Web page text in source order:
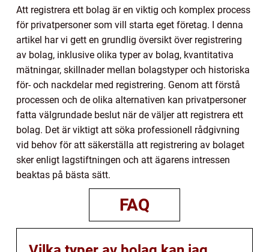
Att registrera ett bolag är en viktig och komplex process
för privatpersoner som vill starta eget företag. I denna
artikel har vi gett en grundlig översikt över registrering
av bolag, inklusive olika typer av bolag, kvantitativa
mätningar, skillnader mellan bolagstyper och historiska
för- och nackdelar med registrering. Genom att förstå
processen och de olika alternativen kan privatpersoner
fatta välgrundade beslut när de väljer att registrera ett
bolag. Det är viktigt att söka professionell rådgivning
vid behov för att säkerställa att registrering av bolaget
sker enligt lagstiftningen och att ägarens intressen
beaktas på bästa sätt.
FAQ